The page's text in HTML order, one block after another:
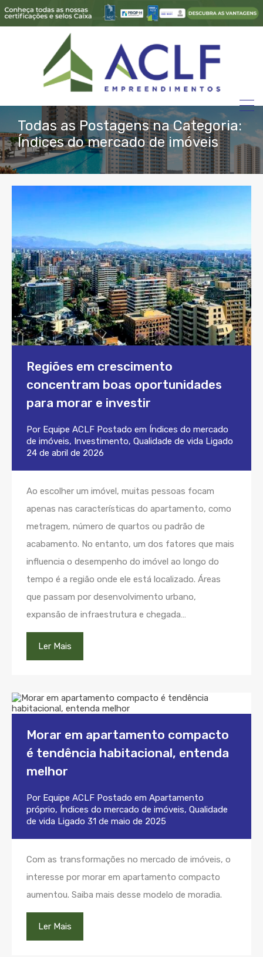
Todas as Postagens na Categoria:
Índices do mercado de imóveis
Regiões em crescimento
concentram boas oportunidades
para morar e investir
Por Equipe ACLF Postado em Índices do mercado
de imóveis, Investimento, Qualidade de vida Ligado
24 de abril de 2026
Ao escolher um imóvel, muitas pessoas focam
apenas nas características do apartamento, como
metragem, número de quartos ou padrão de
acabamento. No entanto, um dos fatores que mais
influencia o desempenho do imóvel ao longo do
tempo é a região onde ele está localizado. Áreas
que passam por desenvolvimento urbano,
expansão de infraestrutura e chegada…
Ler Mais
Morar em apartamento compacto
é tendência habitacional, entenda
melhor
Por Equipe ACLF Postado em Apartamento
próprio, Índices do mercado de imóveis, Qualidade
de vida Ligado 31 de maio de 2025
Com as transformações no mercado de imóveis, o
interesse por morar em apartamento compacto
aumentou. Saiba mais desse modelo de moradia.
Ler Mais